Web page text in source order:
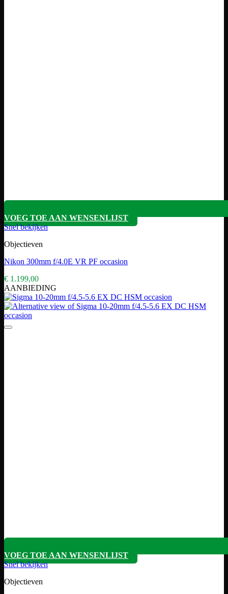
VOEG TOE AAN WENSENLIJST
Snel bekijken
Objectieven
Nikon 300mm f/4.0E VR PF occasion
€ 1.199,00
AANBIEDING
VOEG TOE AAN WENSENLIJST
Snel bekijken
Objectieven